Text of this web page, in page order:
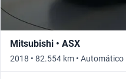
Mitsubishi • ASX
2018 • 82.554 km • Automático